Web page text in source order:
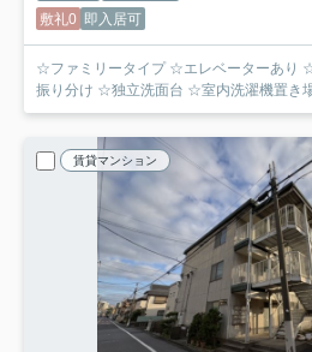
敷礼0 即入居可
☆ファミリータイプ ☆エレベーターあり
振り分け ☆独立洗面台 ☆室内洗濯機置き
賃貸マンション